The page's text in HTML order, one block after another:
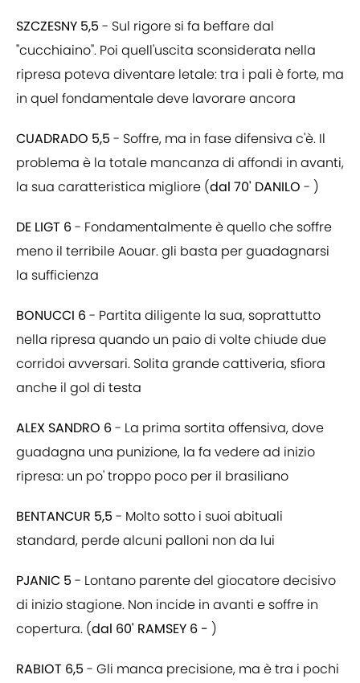
SZCZESNY 5,5 - Sul rigore si fa beffare dal
"cucchiaino". Poi quell'uscita sconsiderata nella
ripresa poteva diventare letale: tra i pali è forte, ma
in quel fondamentale deve lavorare ancora
CUADRADO 5,5 - Soffre, ma in fase difensiva c'è. Il
problema è la totale mancanza di affondi in avanti,
la sua caratteristica migliore (dal 70' DANILO - )
DE LIGT 6- Fondamentalmente è quello che soffre
meno il terribile Aouar. gli basta per guadagnarsi
la sufficienza
BONUCCI 6- Partita diligente la sua, soprattutto
nella ripresa quando un paio di volte chiude due
corridoi avversari. Solita grande cattiveria, sfiora
anche il gol di testa
ALEX SANDRO 6- La prima sortita offensiva, dove
guadagna una punizione, la fa vedere ad inizio
ripresa: un po' troppo poco per il brasiliano
BENTANCUR 5,5 - Molto sotto i suoi abituali
standard, perde alcuni palloni non da lui
PJANIC 5 - Lontano parente del giocatore decisivo
di inizio stagione. Non incide in avanti e soffre in
copertura. (dal 60' RAMSEY 6 - )
RABIOT 6,5 - Gli manca precisione, ma è tra i pochi